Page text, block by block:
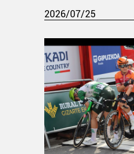
2026/07/25